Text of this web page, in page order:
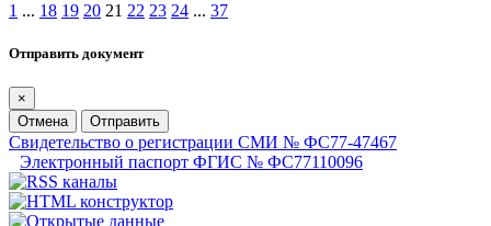
1 ... 18 19 20 21 22 23 24 ... 37
Отправить документ
×
Отмена
Отправить
Свидетельство о регистрации СМИ № ФС77-47467
Электронный паспорт ФГИС № ФС77110096